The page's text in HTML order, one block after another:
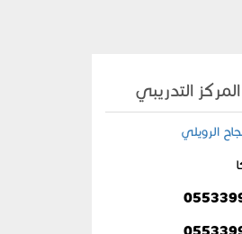
التدريبي
الرويلي